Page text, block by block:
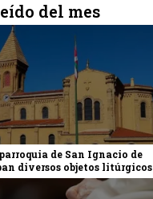
del mes
de San Ignacio de
diversos objetos litúrgicos